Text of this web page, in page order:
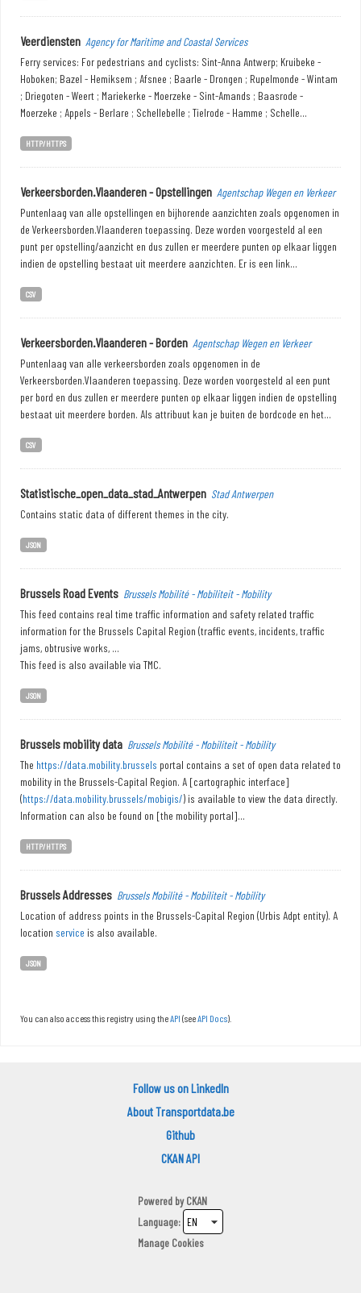
Veerdiensten Agency for Maritime and Coastal Services
Ferry services: For pedestrians and cyclists: Sint-Anna Antwerp; Kruibeke -
Hoboken; Bazel - Hemiksem ; Afsnee ; Baarle - Drongen ; Rupelmonde - Wintam
; Driegoten - Weert ; Mariekerke - Moerzeke - Sint-Amands ; Baasrode -
Moerzeke ; Appels - Berlare ; Schellebelle ; Tielrode - Hamme ; Schelle...
HTTP/HTTPS
Verkeersborden.Vlaanderen - Opstellingen Agentschap Wegen en Verkeer
Puntenlaag van alle opstellingen en bijhorende aanzichten zoals opgenomen in
de Verkeersborden.Vlaanderen toepassing. Deze worden voorgesteld al een
punt per opstelling/aanzicht en dus zullen er meerdere punten op elkaar liggen
indien de opstelling bestaat uit meerdere aanzichten. Er is een link...
CSV
Verkeersborden.Vlaanderen - Borden Agentschap Wegen en Verkeer
Puntenlaag van alle verkeersborden zoals opgenomen in de
Verkeersborden.Vlaanderen toepassing. Deze worden voorgesteld al een punt
per bord en dus zullen er meerdere punten op elkaar liggen indien de opstelling
bestaat uit meerdere borden. Als attribuut kan je buiten de bordcode en het...
CSV
Statistische_open_data_stad_Antwerpen Stad Antwerpen
Contains static data of different themes in the city.
JSON
Brussels Road Events
Brussels Mobilité - Mobiliteit - Mobility
This feed contains real time traffic information and safety related traffic
information for the Brussels Capital Region (traffic events, incidents, traffic
jams, obtrusive works, ...
This feed is also available via TMC.
JSON
Brussels mobility data
Brussels Mobilité - Mobiliteit - Mobility
The https://data.mobility.brussels portal contains a set of open data related to
mobility in the Brussels-Capital Region. A [cartographic interface]
(https://data.mobility.brussels/mobigis/) is available to view the data directly.
Information can also be found on [the mobility portal]...
HTTP/HTTPS
Brussels Addresses
Brussels Mobilité - Mobiliteit - Mobility
Location of address points in the Brussels-Capital Region (Urbis Adpt entity). A
location service is also available.
JSON
You can also access this registry using theAPI (seeAPI Docs).
Follow us on LinkedIn
About Transportdata.be
Github
CKAN API
Powered byCKAN
Language
Manage Cookies